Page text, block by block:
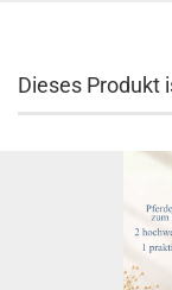
Dieses Produkt